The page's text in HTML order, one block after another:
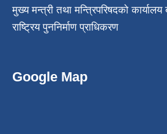
मुख्य मन्त्री तथा मन्त्रिपरिषदको
राष्ट्रिय पुननिर्माण प्राधिकरण
Google Map